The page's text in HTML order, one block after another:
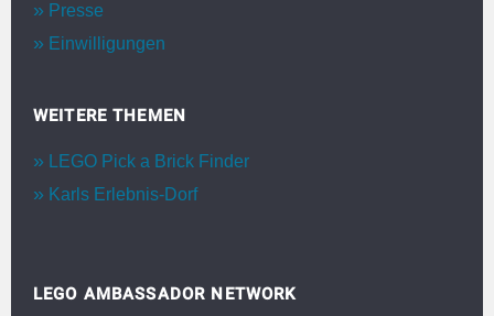
Presse
Einwilligungen
WEITERE THEMEN
LEGO Pick a Brick Finder
Karls Erlebnis-Dorf
LEGO AMBASSADOR NETWORK